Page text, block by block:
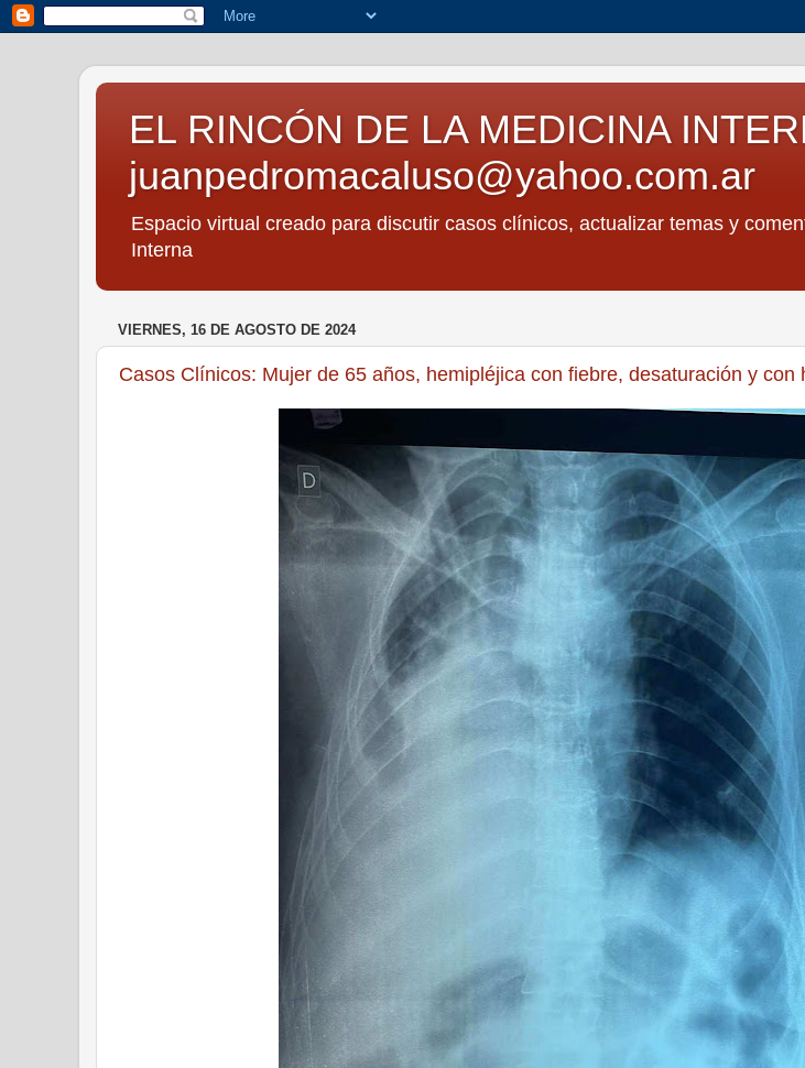
EL RINCÓN DE LA MEDICINA
juanpedromacaluso@yahoo.com.ar
Espacio virtual creado para discutir casos clínicos, actualizar temas y
Interna
VIERNES, 16 DE AGOSTO DE 2024
Casos Clínicos: Mujer de 65 años, hemipléjica con fiebre, desaturación y con